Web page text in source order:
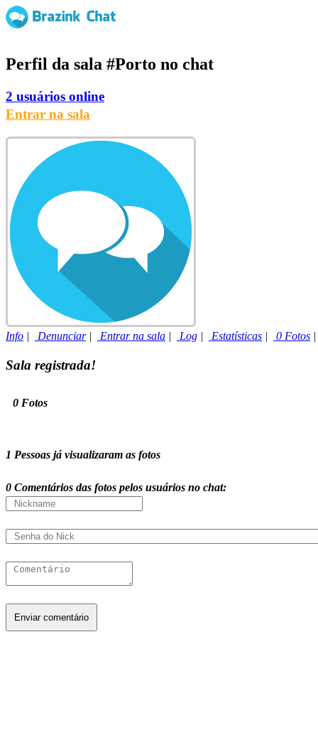
Perfil da sala #Porto no chat
2 usuários online
Entrar na sala
Info | Denunciar| Entrar na sala | Log | Estatísticas | 0 Fotos
Sala registrada!
0 Fotos
1 Pessoas já visualizaram as fotos
0 Comentários das fotos pelos usuários no chat: